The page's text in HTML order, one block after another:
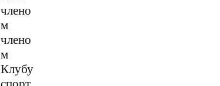
члено
м
члено
м
Клубу